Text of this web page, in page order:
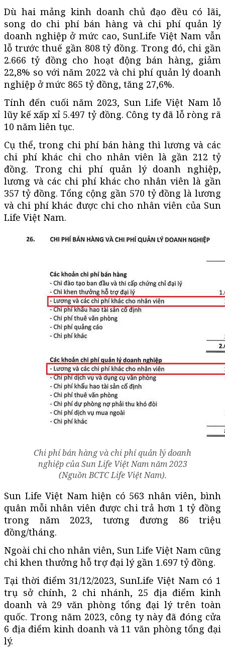
Dù hai mảng kinh doanh chủ đạo đều có lãi,
song do chi phí bán hàng và chi phí quản lý
doanh nghiệp ở mức cao, SunLife Việt Nam vẫn
lỗ trước thuế gần 808 tỷ đồng. Trong đó, chi gần
2.666 tỷ đồng cho hoạt động bán hàng, giảm
22,8% so với năm 2022 và chi phí quản lý doanh
nghiệp ở mức 865 tỷ đồng, tăng 27,6%.
Tính đến cuối năm 2023, Sun Life Việt Nam lỗ
lũy kế xấp xỉ 5.497 tỷ đồng. Công ty đã lỗ ròng rã
10 năm liên tục.
Cụ thể, trong chi phí bán hàng thì lương và các
chi phí khác chi cho nhân viên là gần 212 tỷ
đồng. Trong chi phí quản lý doanh nghiệp,
lương và các chi phí khác cho nhân viên là gần
357 tỷ đồng. Tổng cộng gần 570 tỷ đồng là lương
và chi phí khác được chi cho nhân viên của Sun
Life Việt Nam.
Chi phí bán hàng và chi phí quản lý doanh
nghiệp của Sun Life Việt Nam năm 2023
(Nguồn BCTC Life Việt Nam).
Sun Life Việt Nam hiện có 563 nhân viên, bình
quân mỗi nhân viên được chi trả hơn 1 tỷ đồng
trong năm 2023, tương đương 86 triệu
đồng/tháng.
Ngoài chi cho nhân viên, Sun Life Việt Nam cũng
chi khen thưởng hỗ trợ đại lý gần 1.697 tỷ đồng.
Tại thời điểm 31/12/2023, SunLife Việt Nam có 1
trụ sở chính, 2 chi nhánh, 25 địa điểm kinh
doanh và 29 văn phòng tổng đại lý trên toàn
quốc. Trong năm 2023, công ty này đã đóng cửa
6 địa điểm kinh doanh và 11 văn phòng tổng đại
lý.